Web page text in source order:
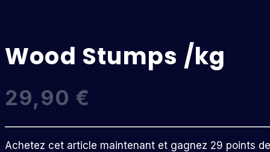
Wood Stumps /kg
29,90 €
Achetez cet article maintenant et gagnez 29 points